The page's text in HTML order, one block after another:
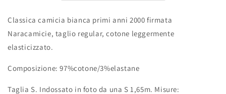
Classica camicia bianca primi anni 2000 firmata
Naracamicie, taglio regular, cotone leggermente
elasticizzato.
Composizione: 97%cotone/3%elastane
Taglia S. Indossato in foto da una S 1,65m. Misure: